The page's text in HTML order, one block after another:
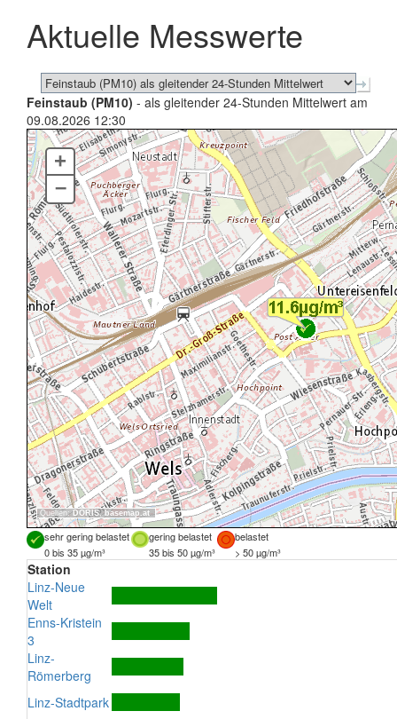
schließen
Aktuelle Messwerte
Feinstaub (PM10) - als gleitender 24-Stunden Mittelwert am
09.08.2026 12:30
Quellen: DORIS, basemap.at
+
–
sehr gering belastet gering belastet
belastet
0 bis 35 µg/m³
35 bis 50 µg/m³ > 50 µg/m³
Station
Linz-Neue
Welt
Enns-Kristein
3
Linz-
Römerberg
Linz-Stadtpark